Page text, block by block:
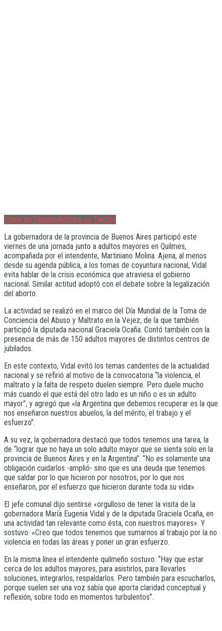
Share on FacebookShare on Twitter
La gobernadora de la provincia de Buenos Aires participó este
viernes de una jornada junto a adultos mayores en Quilmes,
acompañada por el intendente, Martiniano Molina. Ajena, al menos
desde su agenda pública, a los tomas de coyuntura nacional, Vidal
evita hablar de la crisis económica que atraviesa el gobierno
nacional. Similar actitud adoptó con el debate sobre la legalización
del aborto.
La actividad se realizó en el marco del Día Mundial de la Toma de
Conciencia del Abuso y Maltrato en la Vejez, de la que también
participó la diputada nacional Graciela Ocaña. Contó también con la
presencia de más de 150 adultos mayores de distintos centros de
jubilados.
En este contexto, Vidal evitó los temas candentes de la actualidad
nacional y se refirió al motivo de la convocatoria “la violencia, el
maltrato y la falta de respeto duelen siempre. Pero duele mucho
más cuando el que está del otro lado es un niño o es un adulto
mayor”, y agregó que «la Argentina que debemos recuperar es la que
nos enseñaron nuestros abuelos, la del mérito, el trabajo y el
esfuerzo”.
A su vez, la gobernadora destacó que todos tenemos una tarea, la
de “lograr que no haya un solo adulto mayor que se sienta solo en la
provincia de Buenos Aires y en la Argentina”. “No es solamente una
obligación cuidarlos -amplió- sino que es una deuda que tenemos
que saldar por lo que hicieron por nosotros, por lo que nos
enseñaron, por el esfuerzo que hicieron durante toda su vida».
El jefe comunal dijo sentirse «orgulloso de tener la visita de la
gobernadora María Eugenia Vidal y de la diputada Graciela Ocaña, en
una actividad tan relevante como ésta, con nuestros mayores». Y
sostuvo: «Creo que todos tenemos que sumarnos al trabajo por la no
violencia en todas las áreas y poner un gran esfuerzo.
En la misma línea el intendente quilmeño sostuvo: “Hay que estar
cerca de los adultos mayores, para asistirlos, para llevarles
soluciones, integrarlos, respaldarlos. Pero también para escucharlos,
porque suelen ser una voz sabía que aporta claridad conceptual y
reflexión, sobre todo en momentos turbulentos”.